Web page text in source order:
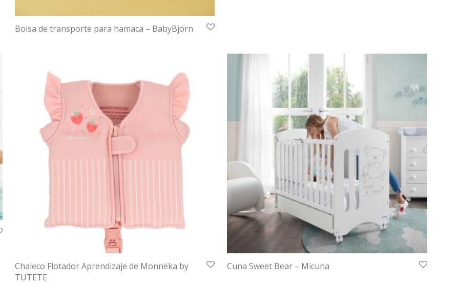
Bolsa de transporte para hamaca – BabyBjörn
Chaleco Flotador Aprendizaje de Monnëka by
TUTETE
Cuna Sweet Bear – Micuna